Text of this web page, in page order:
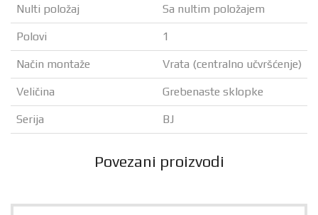
Nulti položaj Sa nultim položajem
Polovi 1
Način montaže Vrata (centralno učvršćenje)
Veličina Grebenaste sklopke
Serija BJ
Povezani proizvodi